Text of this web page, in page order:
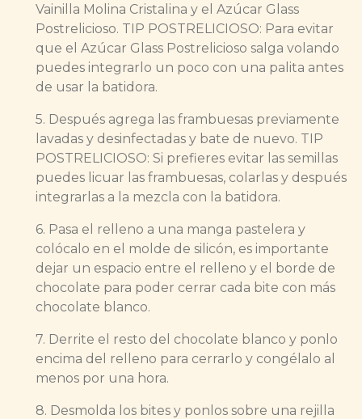
Vainilla Molina Cristalina y el Azúcar Glass
Postrelicioso. TIP POSTRELICIOSO: Para evitar
que el Azúcar Glass Postrelicioso salga volando
puedes integrarlo un poco con una palita antes
de usar la batidora.
5. Después agrega las frambuesas previamente
lavadas y desinfectadas y bate de nuevo. TIP
POSTRELICIOSO: Si prefieres evitar las semillas
puedes licuar las frambuesas, colarlas y después
integrarlas a la mezcla con la batidora.
6. Pasa el relleno a una manga pastelera y
colócalo en el molde de silicón, es importante
dejar un espacio entre el relleno y el borde de
chocolate para poder cerrar cada bite con más
chocolate blanco.
7. Derrite el resto del chocolate blanco y ponlo
encima del relleno para cerrarlo y congélalo al
menos por una hora.
8. Desmolda los bites y ponlos sobre una rejilla